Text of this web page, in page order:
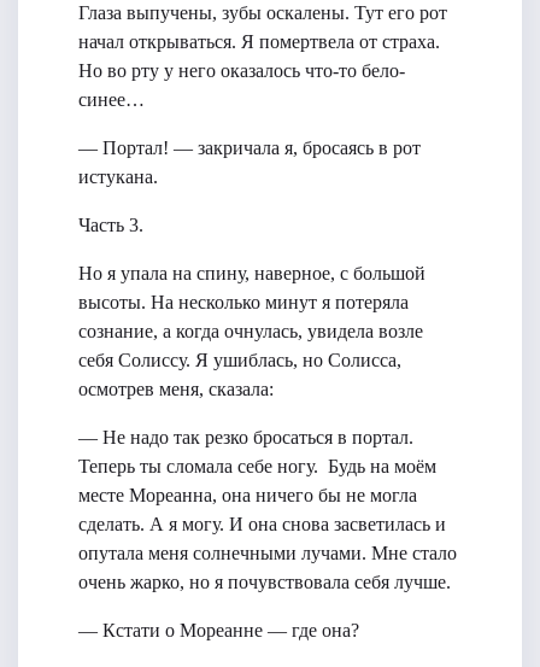
Глаза выпучены, зубы оскалены. Тут его рот
начал открываться. Я помертвела от страха.
Но во рту у него оказалось что-то бело-
синее…
— Портал! — закричала я, бросаясь в рот
истукана.
Часть 3.
Но я упала на спину, наверное, с большой
высоты. На несколько минут я потеряла
сознание, а когда очнулась, увидела возле
себя Солиссу. Я ушиблась, но Солисса,
осмотрев меня, сказала:
— Не надо так резко бросаться в портал.
Теперь ты сломала себе ногу. Будь на моём
месте Мореанна, она ничего бы не могла
сделать. А я могу. И она снова засветилась и
опутала меня солнечными лучами. Мне стало
очень жарко, но я почувствовала себя лучше.
— Кстати о Мореанне — где она?